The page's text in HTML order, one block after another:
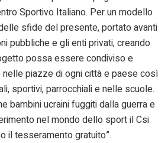
Sportivo Italiano. Per un modello
sfide del presente, portato avanti
pubbliche e gli enti privati, creando
possa essere condiviso e
piazze di ogni città e paese così
sportivi, parrocchiali e nelle scuole.
bambini ucraini fuggiti dalla guerra e
nel mondo dello sport il Csi
il tesseramento gratuito”.